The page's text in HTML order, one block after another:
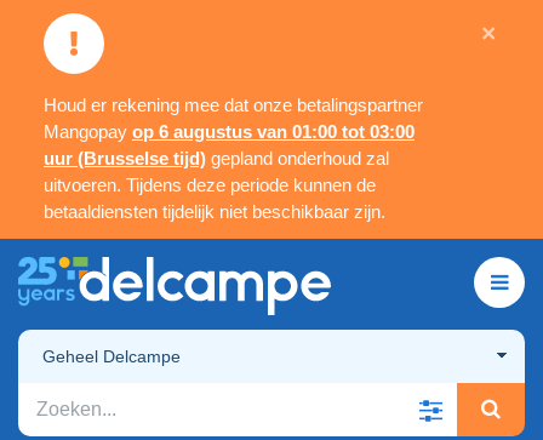
Houd er rekening mee dat onze betalingspartner
Mangopay op 6 augustus van 01:00 tot 03:00
uur (Brusselse tijd) gepland onderhoud zal
uitvoeren. Tijdens deze periode kunnen de
betaaldiensten tijdelijk niet beschikbaar zijn.
×
Geheel Delcampe